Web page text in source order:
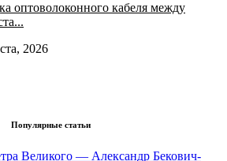
оптоволоконного кабеля между
2026
Популярные статьи
Великого — Александр Бекович-